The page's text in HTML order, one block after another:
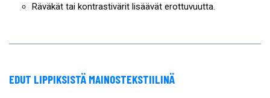
Räväkät tai kontrastivärit lisäävät erottuvuutta.
EDUT LIPPIKSISTÄ MAINOSTEKSTIILINÄ